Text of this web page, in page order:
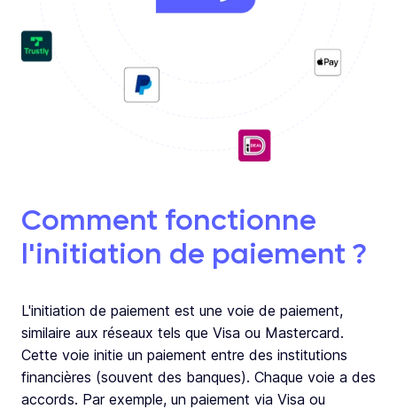
Comment fonctionne
l'initiation de paiement ?
L'initiation de paiement est une voie de paiement,
similaire aux réseaux tels que Visa ou Mastercard.
Cette voie initie un paiement entre des institutions
financières (souvent des banques). Chaque voie a des
accords. Par exemple, un paiement via Visa ou